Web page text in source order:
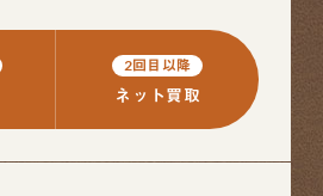
2回目以降
ネット買取